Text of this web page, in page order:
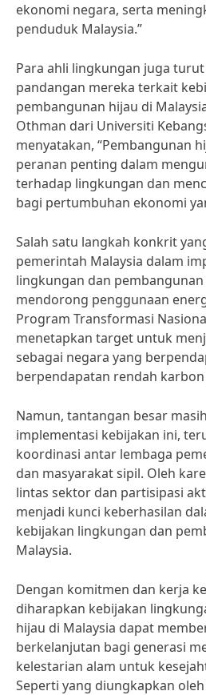
ekonomi negara, serta
penduduk Malaysia.”
Para ahli lingkungan juga
pandangan mereka terkait
pembangunan hijau di
Othman dari Universiti
menyatakan, “Pembangunan
peranan penting dalam
terhadap lingkungan dan
bagi pertumbuhan ekonomi
Salah satu langkah konkrit
pemerintah Malaysia dalam
lingkungan dan
mendorong penggunaan
Program Transformasi
menetapkan target untuk
sebagai negara yang
berpendapatan rendah
Namun, tantangan besar
implementasi kebijakan ini,
koordinasi antar lembaga
dan masyarakat sipil. Oleh
lintas sektor dan partisipasi
menjadi kunci keberhasilan
kebijakan lingkungan dan
Malaysia.
Dengan komitmen dan kerja
diharapkan kebijakan
hijau di Malaysia dapat
berkelanjutan bagi generasi
kelestarian alam untuk
Seperti yang diungkapkan